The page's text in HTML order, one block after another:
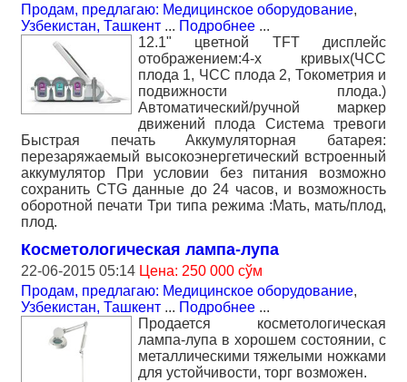
Продам, предлагаю: Медицинское оборудование,
Узбекистан, Ташкент ... Подробнее ...
12.1" цветной TFT дисплейс
отображением:4-х кривых(ЧСС
плода 1, ЧСС плода 2, Токометрия и
подвижности плода.)
Автоматический/ручной маркер
движений плода Система тревоги
Быстрая печать Аккумуляторная батарея:
перезаряжаемый высокоэнергетический встроенный
аккумулятор При условии без питания возможно
сохранить CTG данные до 24 часов, и возможность
оборотной печати Три типа режима :Мать, мать/плод,
плод.
Косметологическая лампа-лупа
22-06-2015 05:14 Цена: 250 000 сўм
Продам, предлагаю: Медицинское оборудование,
Узбекистан, Ташкент ... Подробнее ...
Продается косметологическая
лампа-лупа в хорошем состоянии, с
металлическими тяжелыми ножками
для устойчивости, торг возможен.